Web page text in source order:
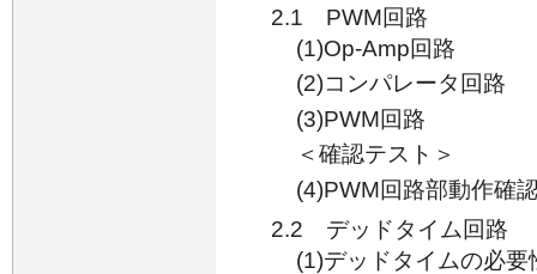
2.1 PWM回路
(1)Op-Amp回路
(2)コンパレータ回路
(3)PWM回路
＜確認テスト＞
(4)PWM回路部動作確
2.2 デッドタイム回路
(1)デッドタイムの必要